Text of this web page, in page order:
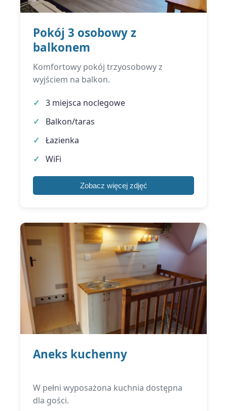
Pokój 3 osobowy z
balkonem
Komfortowy pokój trzyosobowy z
wyjściem na balkon.
3 miejsca noclegowe
Balkon/taras
Łazienka
WiFi
Zobacz więcej zdjęć
Aneks kuchenny
W pełni wyposażona kuchnia dostępna
dla gości.